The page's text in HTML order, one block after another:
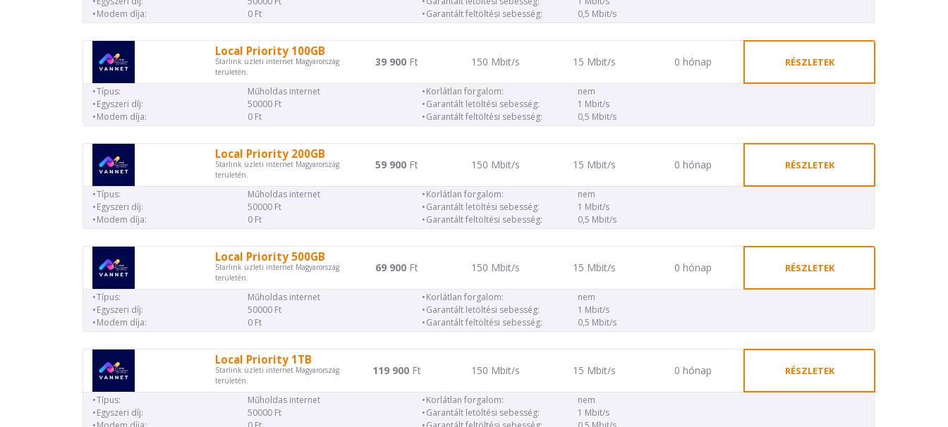
Modem díja:
0 Ft
Garantált feltöltési sebesség:
0,5 Mbit/s
Local Priority 100GB
Starlink üzleti internet Magyarország
területén.
39 900Ft 150 Mbit/s 15 Mbit/s 0 hónap RÉSZLETEK
Típus:
Műholdas internet
Egyszeri díj:
50000 Ft
Modem díja:
0 Ft
Korlátlan forgalom:
nem
Garantált letöltési sebesség:
1 Mbit/s
Garantált feltöltési sebesség:
0,5 Mbit/s
Local Priority 200GB
Starlink üzleti internet Magyarország
területén.
59 900Ft 150 Mbit/s 15 Mbit/s 0 hónap RÉSZLETEK
Típus:
Műholdas internet
Egyszeri díj:
50000 Ft
Modem díja:
0 Ft
Korlátlan forgalom:
nem
Garantált letöltési sebesség:
1 Mbit/s
Garantált feltöltési sebesség:
0,5 Mbit/s
Local Priority 500GB
Starlink üzleti internet Magyarország
területén.
69 900Ft 150 Mbit/s 15 Mbit/s 0 hónap RÉSZLETEK
Típus:
Műholdas internet
Egyszeri díj:
50000 Ft
Modem díja:
0 Ft
Korlátlan forgalom:
nem
Garantált letöltési sebesség:
1 Mbit/s
Garantált feltöltési sebesség:
0,5 Mbit/s
Local Priority 1TB
Starlink üzleti internet Magyarország
területén.
119 900Ft 150 Mbit/s 15 Mbit/s 0 hónap RÉSZLETEK
Típus:
Műholdas internet
Egyszeri díj:
50000 Ft
Korlátlan forgalom:
nem
Garantált letöltési sebesség:
1 Mbit/s